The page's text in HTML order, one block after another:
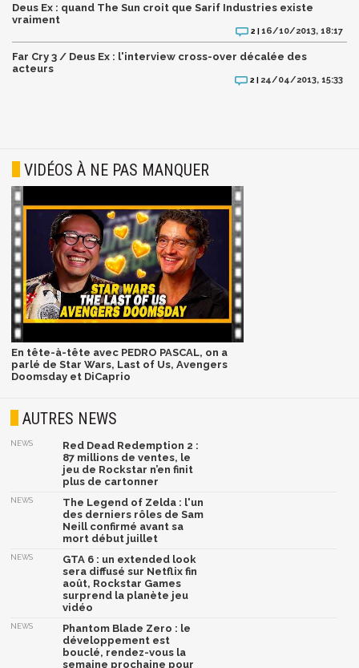
Deus Ex : quand The Sun croit que Sarif Industries existe
vraiment
2 |16/10/2013, 18:17
Far Cry 3 / Deus Ex : l'interview cross-over décalée des
acteurs
2 | 24/04/2013, 15:33
VIDÉOS À NE PAS MANQUER
En tête-à-tête avec PEDRO PASCAL, on a
parlé de Star Wars, Last of Us, Avengers
Doomsday et DiCaprio
AUTRES NEWS
NEWS
Red Dead Redemption 2 :
87 millions de ventes, le
jeu de Rockstar n’en finit
plus de cartonner
NEWS
The Legend of Zelda : l'un
des derniers rôles de Sam
Neill confirmé avant sa
mort début juillet
NEWS
GTA 6 : un extended look
sera diffusé sur Netflix fin
août, Rockstar Games
surprend la planète jeu
vidéo
NEWS
Phantom Blade Zero : le
développement est
bouclé, rendez-vous la
semaine prochaine pour